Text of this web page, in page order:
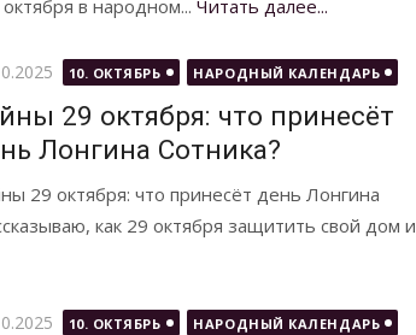
в народном... Читать далее...
10. ОКТЯБРЬ НАРОДНЫЙ КАЛЕНДАРЬ
29 октября: что принесёт
Лонгина Сотника?
29 октября: что принесёт день Лонгина
как 29 октября защитить свой дом и
10. ОКТЯБРЬ НАРОДНЫЙ КАЛЕНДАРЬ